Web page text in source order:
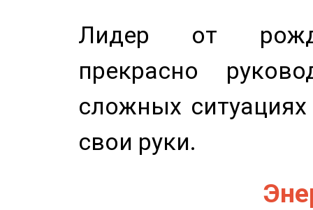
Лидер от
прекрасно
сложных
свои руки.